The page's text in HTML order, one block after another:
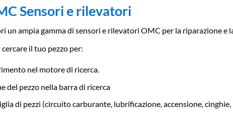
Sensori e rilevatori
un ampia gamma di sensori e rilevatori OMC per la riparazione e
il tuo pezzo per:
nel motore di ricerca.
del pezzo nella barra di ricerca
di pezzi (circuito carburante, lubrificazione, accensione,